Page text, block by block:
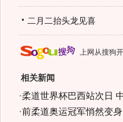
二月二抬头龙见喜
上网从搜狗
相关新闻
·柔道世界杯巴西站次日
·前柔道奥运冠军悄然变